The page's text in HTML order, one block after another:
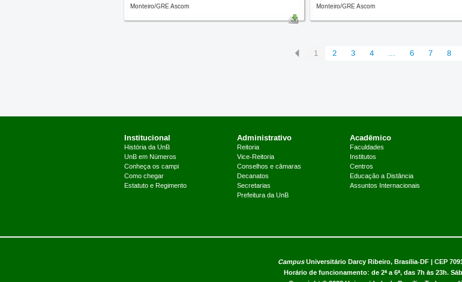
Monteiro/GRE Ascom
Monteiro/GRE Ascom
1 2 3 4 ... 6 7 8
Institucional
História da UnB
UnB em Números
Conheça os campi
Como chegar
Estatuto e Regimento
Administrativo
Reitoria
Vice-Reitoria
Conselhos e câmaras
Decanatos
Secretarias
Prefeitura da UnB
Acadêmico
Faculdades
Institutos
Centros
Educação a Distância
Assuntos Internacionais
CampusUniversitário Darcy Ribeiro, Brasília-DF | CEP
Horário de funcionamento: de 2ª a 6ª, das 7h às 23h.